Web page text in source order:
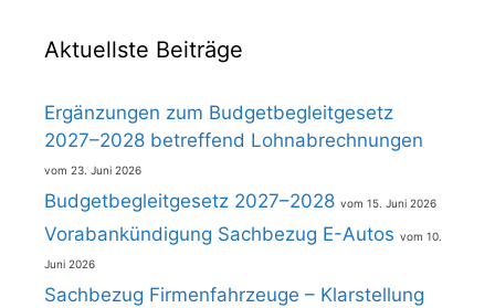
Aktuellste Beiträge
Ergänzungen zum Budgetbegleitgesetz
2027–2028 betreffend Lohnabrechnungen
23. Juni 2026
Budgetbegleitgesetz 2027–2028 15. Juni 2026
Vorabankündigung Sachbezug E-Autos 10.
Juni 2026
Sachbezug Firmenfahrzeuge – Klarstellung